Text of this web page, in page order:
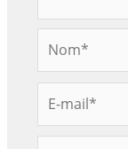
mail*